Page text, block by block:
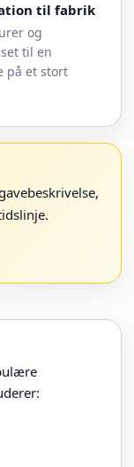
til fabrik
og
til en
på et stort